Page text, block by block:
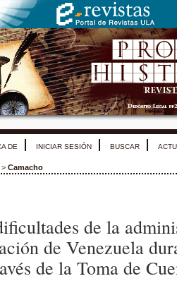
DE INICIAR SESIÓN BUSCAR
> Camacho
de la
de Venezuela
de la Toma de